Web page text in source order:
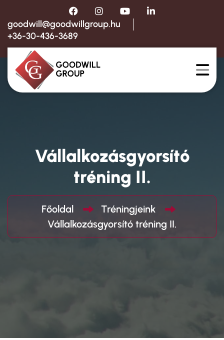
goodwill@goodwillgroup.hu
+36-30-436-3689
Vállalkozásgyorsító
tréning II.
Főoldal
Tréningjeink
Vállalkozásgyorsító tréning II.